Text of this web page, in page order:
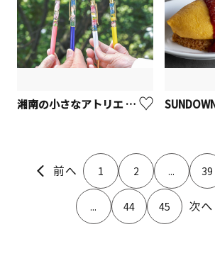
湘南の小さなアトリエ Nature Living【逗子市】
1 2 ... 39
... 44 45